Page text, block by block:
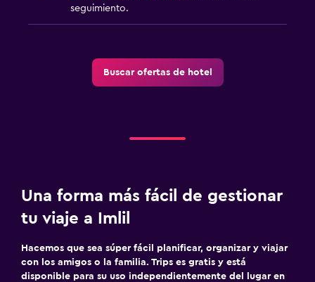
seguimiento.
Buscar ofertas de hotel
Una forma más fácil de gestionar
tu viaje a Imlil
Hacemos que sea súper fácil planificar, organizar y viajar
con los amigos o la familia. Trips es gratis y está
disponible para su uso independientemente del lugar en